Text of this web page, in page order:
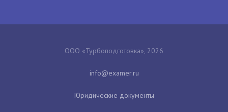
ООО «Турбоподготовка», 2026
Юридические документы